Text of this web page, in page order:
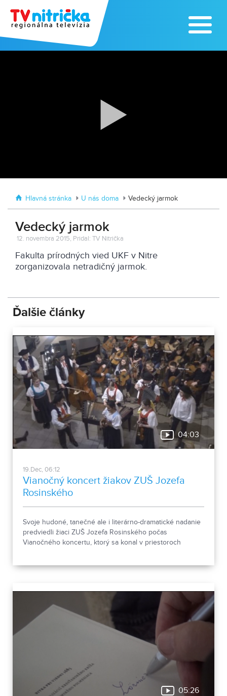
Traktormánia 2025 s pozvánkou
Hlavná stránka U nás doma Vedecký jarmok
Vedecký jarmok
12. novembra 2015, Pridal: TV Nitrička
Fakulta prírodných vied UKF v Nitre
zorganizovala netradičný jarmok.
Ďalšie články
04:03
19.Dec, 06:12
Vianočný koncert žiakov ZUŠ Jozefa
Rosinského
Svoje hudoné, tanečné ale i literárno-dramatické nadanie
predviedli žiaci ZUŠ Jozefa Rosinského počas
Vianočného koncertu, ktorý sa konal v priestoroch
05:26